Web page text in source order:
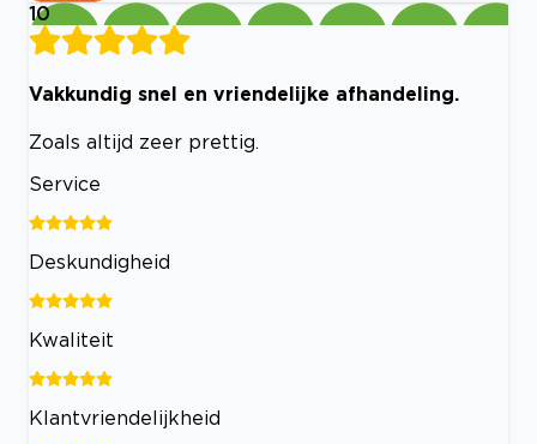
10
Vakkundig snel en vriendelijke afhandeling.
Zoals altijd zeer prettig.
Service
Deskundigheid
Kwaliteit
Klantvriendelijkheid